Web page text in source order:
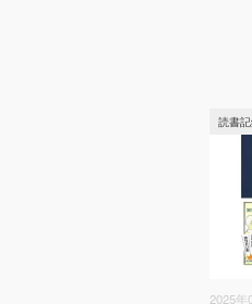
2025年
読書